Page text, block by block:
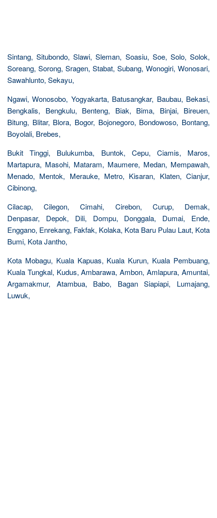
Sintang, Situbondo, Slawi, Sleman, Soasiu, Soe, Solo, Solok,
Soreang, Sorong, Sragen, Stabat, Subang, Wonogiri, Wonosari,
Sawahlunto, Sekayu,
Ngawi, Wonosobo, Yogyakarta, Batusangkar, Baubau, Bekasi,
Bengkalis, Bengkulu, Benteng, Biak, Bima, Binjai, Bireuen,
Bitung, Blitar, Blora, Bogor, Bojonegoro, Bondowoso, Bontang,
Boyolali, Brebes,
Bukit Tinggi, Bulukumba, Buntok, Cepu, Ciamis, Maros,
Martapura, Masohi, Mataram, Maumere, Medan, Mempawah,
Menado, Mentok, Merauke, Metro, Kisaran, Klaten, Cianjur,
Cibinong,
Cilacap, Cilegon, Cimahi, Cirebon, Curup, Demak,
Denpasar, Depok, Dili, Dompu, Donggala, Dumai, Ende,
Enggano, Enrekang, Fakfak, Kolaka, Kota Baru Pulau Laut, Kota
Bumi, Kota Jantho,
Kota Mobagu, Kuala Kapuas, Kuala Kurun, Kuala Pembuang,
Kuala Tungkal, Kudus, Ambarawa, Ambon, Amlapura, Amuntai,
Argamakmur, Atambua, Babo, Bagan Siapiapi, Lumajang,
Luwuk,